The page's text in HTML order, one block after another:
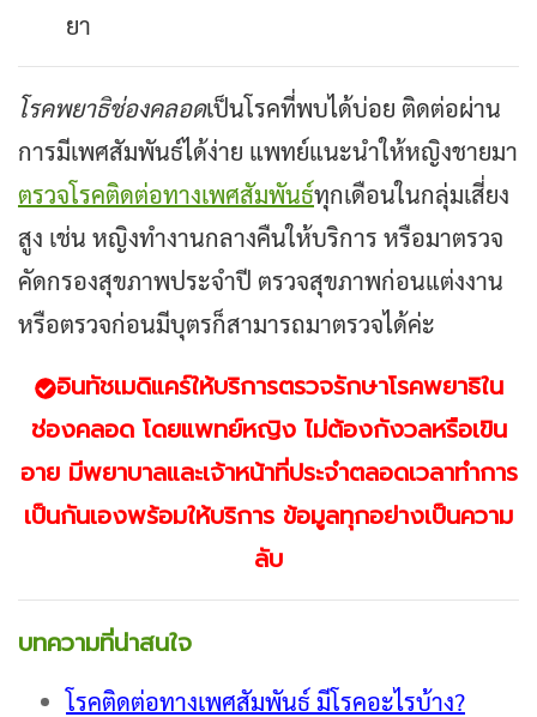
ยา
โรคพยาธิช่องคลอดเป็นโรคที่พบได้บ่อย ติดต่อผ่าน
การมีเพศสัมพันธ์ได้ง่าย แพทย์แนะนำให้หญิงชายมา
ตรวจโรคติดต่อทางเพศสัมพันธ์ทุกเดือนในกลุ่มเสี่ยง
สูง เช่น หญิงทำงานกลางคืนให้บริการ หรือมาตรวจ
คัดกรองสุขภาพประจำปี ตรวจสุขภาพก่อนแต่งงาน
หรือตรวจก่อนมีบุตรก็สามารถมาตรวจได้ค่ะ
อินทัชเมดิแคร์ให้บริการตรวจรักษาโรคพยาธิใน
ช่องคลอด โดยแพทย์หญิง ไม่ต้องกังวลหรือเขิน
อาย มีพยาบาลและเจ้าหน้าที่ประจำตลอดเวลาทำการ
เป็นกันเองพร้อมให้บริการ ข้อมูลทุกอย่างเป็นความ
ลับ
บทความที่น่าสนใจ
โรคติดต่อทางเพศสัมพันธ์ มีโรคอะไรบ้าง?